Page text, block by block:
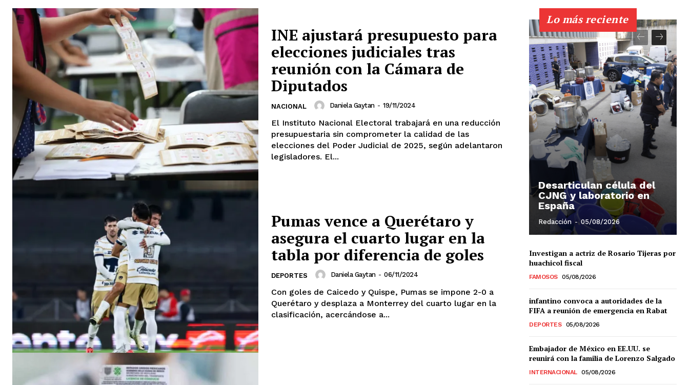
El Suplemento
INE ajustará presupuesto para
elecciones judiciales tras
reunión con la Cámara de
Diputados
NACIONAL Daniela Gaytan - 19/11/2024
El Instituto Nacional Electoral trabajará en una reducción
presupuestaria sin comprometer la calidad de las
elecciones del Poder Judicial de 2025, según adelantaron
legisladores. El...
Pumas vence a Querétaro y
asegura el cuarto lugar en la
tabla por diferencia de goles
DEPORTES Daniela Gaytan - 06/11/2024
Con goles de Caicedo y Quispe, Pumas se impone 2-0 a
Querétaro y desplaza a Monterrey del cuarto lugar en la
clasificación, acercándose a...
Lo más reciente
Desarticulan célula del
CJNG y laboratorio en
España
Redacción - 05/08/2026
Investigan a actriz de Rosario Tijeras por
huachicol fiscal
FAMOSOS 05/08/2026
infantino convoca a autoridades de la
FIFA a reunión de emergencia en Rabat
DEPORTES 05/08/2026
Embajador de México en EE.UU. se
reunirá con la familia de Lorenzo Salgado
INTERNACIONAL 05/08/2026